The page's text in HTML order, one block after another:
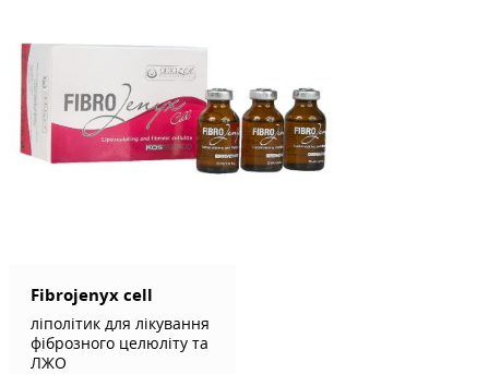
Fibrojenyx cell
ліполітик для лікування
фіброзного целюліту та
ЛЖО